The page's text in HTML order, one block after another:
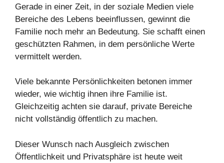
Gerade in einer Zeit, in der soziale Medien viele
Bereiche des Lebens beeinflussen, gewinnt die
Familie noch mehr an Bedeutung. Sie schafft einen
geschützten Rahmen, in dem persönliche Werte
vermittelt werden.
Viele bekannte Persönlichkeiten betonen immer
wieder, wie wichtig ihnen ihre Familie ist.
Gleichzeitig achten sie darauf, private Bereiche
nicht vollständig öffentlich zu machen.
Dieser Wunsch nach Ausgleich zwischen
Öffentlichkeit und Privatsphäre ist heute weit